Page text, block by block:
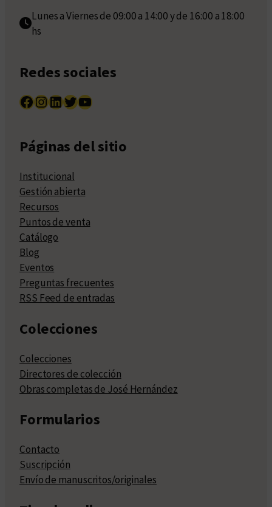
Lunes a Viernes de 09:00 a 14:00 y de 16:00 a 18:00
hs
Redes sociales
Facebook InstagramLinkedIn Twitter YouTube
Páginas del sitio
Institucional
Gestión abierta
Recursos
Puntos de venta
Catálogo
Blog
Eventos
Preguntas frecuentes
RSS Feed de entradas
Colecciones
Colecciones
Directores de colección
Obras completas de José Hernández
Formularios
Contacto
Suscripción
Envío de manuscritos/originales